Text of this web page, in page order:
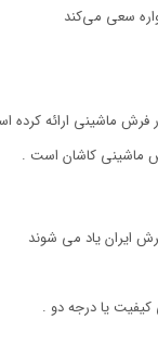
سعی می‌کند
ماشینی کاشان است .
ایران یاد می شوند
یا درجه دو .